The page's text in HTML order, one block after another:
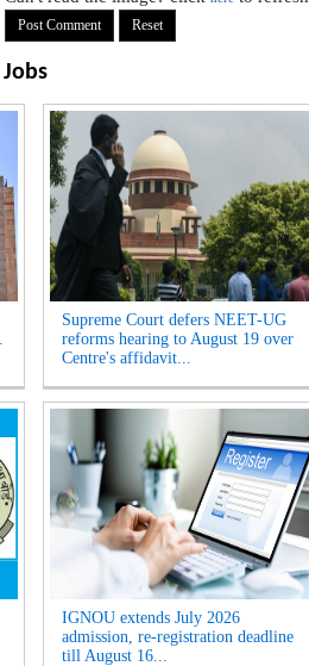
Supreme Court defers NEET-UG
reforms hearing to August 19 over
Centre's affidavit...
IGNOU extends July 2026
admission, re-registration deadline
till August 16...